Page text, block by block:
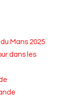
Mans 2025
dans les